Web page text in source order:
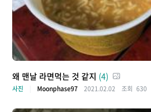
왜 맨날 라면먹는 것 같지 (4)
사진 Moonphase97 2021.02.02 조회 630